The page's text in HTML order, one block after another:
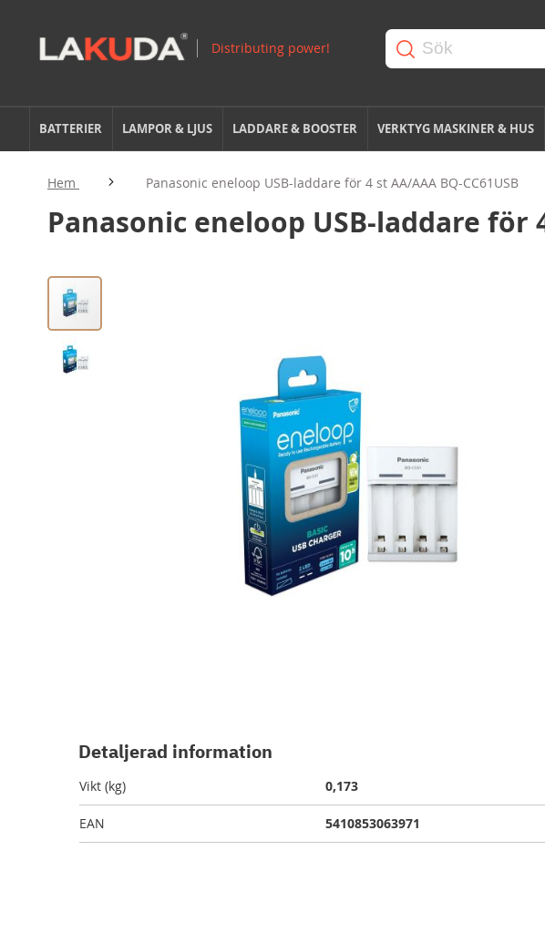
BATTERIER LAMPOR & LJUS LADDARE & BOOSTER VERKTYG MASKINER & HUS
Hem Panasonic eneloop USB-laddare för 4 st AA/AAA BQ-CC61USB
Panasonic eneloop USB-laddare för
Hoppa
slutet
av
bildgalleriet
Detaljerad information
Vikt (kg) 0,173
EAN 5410853063971